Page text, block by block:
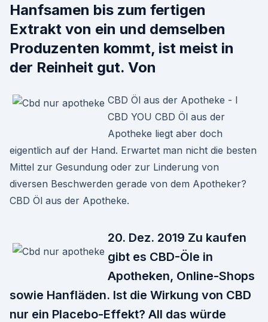
Hanfsamen bis zum fertigen
Extrakt von ein und demselben
Produzenten kommt, ist meist in
der Reinheit gut. Von
CBD Öl aus der Apotheke - I
CBD YOU CBD Öl aus der
Apotheke liegt aber doch
eigentlich auf der Hand. Erwartet man nicht die besten
Mittel zur Gesundung oder zur Linderung von
diversen Beschwerden gerade von dem Apotheker?
CBD Öl aus der Apotheke.
20. Dez. 2019 Zu kaufen
gibt es CBD-Öle in
Apotheken, Online-Shops
sowie Hanfläden. Ist die Wirkung von CBD
nur ein Placebo-Effekt? All das würde